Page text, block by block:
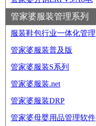
管家婆服装管理系列
服装鞋包行业一体化管理
管家婆服装普及版
管家婆服装S系列
管家婆服装.net
管家婆服装DRP
管家婆母婴用品管理软件